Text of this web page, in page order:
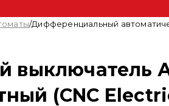
/Дифференциальный
(CNC